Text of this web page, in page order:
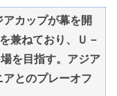
カップが幕を開
兼ねており、Ｕ－
を目指す。アジア
とのプレーオフ